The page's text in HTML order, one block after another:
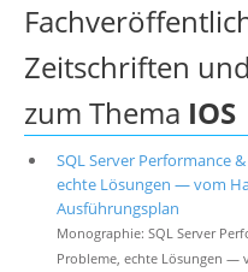
Zeitschriften
zum Thema IOS
SQL Server Performance
echte Lösungen — vom
Ausführungsplan
Monographie: SQL Server
Probleme, echte Lösungen —